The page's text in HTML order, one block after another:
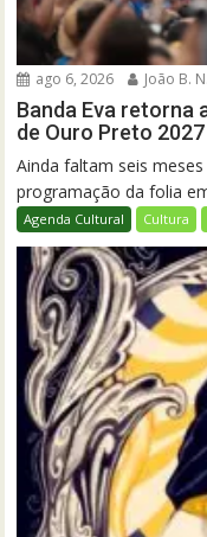
ago 6, 2026 João B.
Banda Eva retorna
de Ouro Preto 2027
Ainda faltam seis
programação da folia
Agenda Cultural Cultura